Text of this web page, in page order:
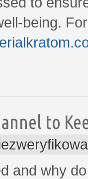
being.
to
and why